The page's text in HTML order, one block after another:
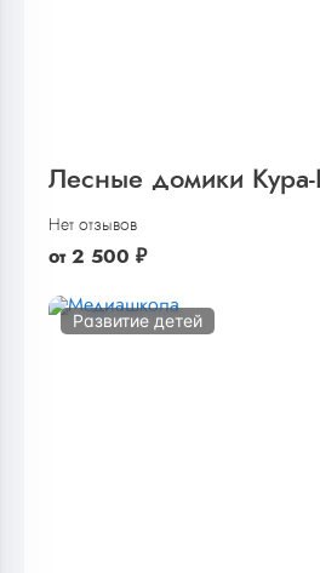
Лесные домики
Нет отзывов
от 2 500 ₽
Развитие детей